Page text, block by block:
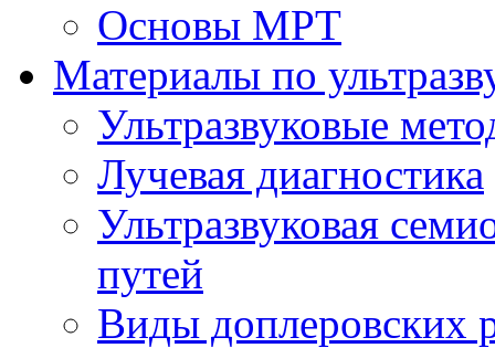
Основы МРТ
Материалы по
Ультразвуковые
Лучевая диагностика
Ультразвуковая
путей
Виды доплеровских